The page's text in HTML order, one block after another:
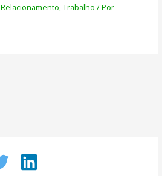
Relacionamento,Trabalho / Por